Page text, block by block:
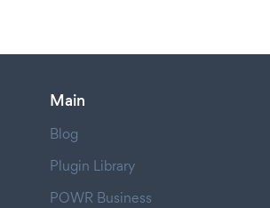
Main
Blog
Plugin Library
POWR Business